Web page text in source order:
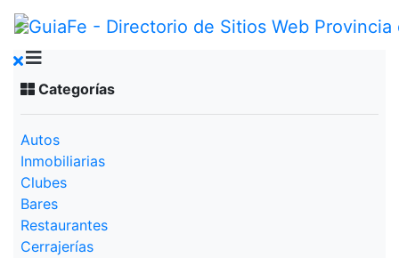
Categorías
Autos
Inmobiliarias
Clubes
Bares
Restaurantes
Cerrajerías